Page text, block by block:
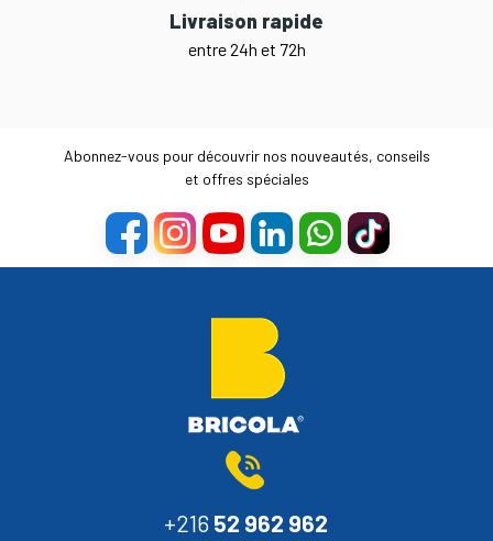
Livraison rapide
entre 24h et 72h
Abonnez-vous pour découvrir nos nouveautés, conseils
et offres spéciales
+216 52 962 962